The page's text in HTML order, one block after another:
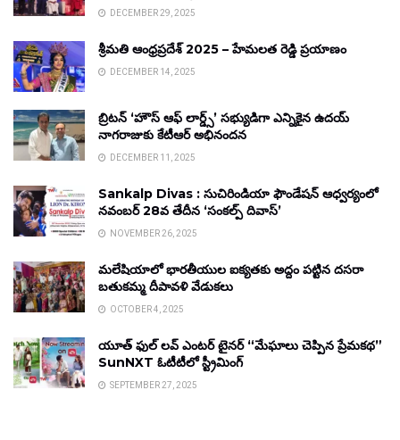
DECEMBER 29, 2025
శ్రీమతి ఆంధ్రప్రదేశ్ 2025 – హేమలత రెడ్డి ప్రయాణం
DECEMBER 14, 2025
బ్రిటన్ ‘హౌస్ ఆఫ్ లార్డ్స్’ సభ్యుడిగా ఎన్నికైన ఉదయ్
నాగరాజుకు కేటీఆర్ అభినందన
DECEMBER 11, 2025
Sankalp Divas : సుచిరిండియా ఫౌండేషన్ ఆధ్వర్యంలో
నవంబర్ 28వ తేదీన ‘సంకల్ప్ దివాస్’
NOVEMBER 26, 2025
మలేషియాలో భారతీయుల ఐక్యతకు అద్దం పట్టిన దసరా
బతుకమ్మ దీపావళి వేడుకలు
OCTOBER 4, 2025
యూత్ ఫుల్ లవ్ ఎంటర్ టైనర్ “మేఘాలు చెప్పిన ప్రేమకథ”
SunNXT ఓటీటీలో స్ట్రీమింగ్
SEPTEMBER 27, 2025